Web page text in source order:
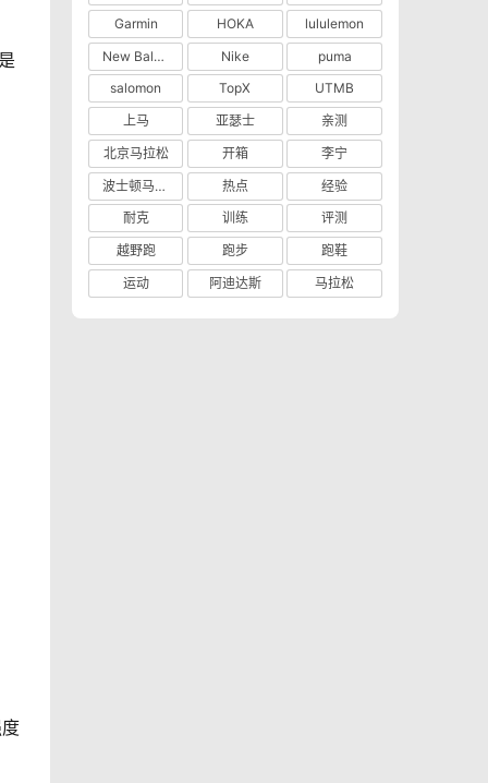
Garmin
HOKA
lululemon
New Balance
Nike
puma
salomon
TopX
UTMB
上马
亚瑟士
亲测
北京马拉松
开箱
李宁
波士顿马拉松
热点
经验
耐克
训练
评测
越野跑
跑步
跑鞋
运动
阿迪达斯 马拉松